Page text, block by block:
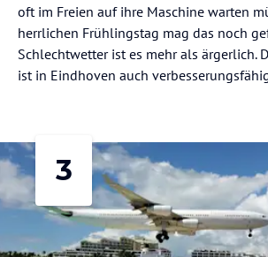
oft im Freien auf ihre Maschine warten
herrlichen Frühlingstag mag das noch
Schlechtwetter ist es mehr als ärgerlich.
ist in Eindhoven auch
3